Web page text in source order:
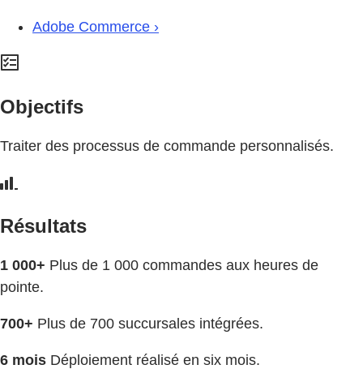
Adobe Commerce ›
Objectifs
Traiter des processus de commande personnalisés.
Résultats
1 000+ Plus de 1 000 commandes aux heures de
pointe.
700+ Plus de 700 succursales intégrées.
6 mois Déploiement réalisé en six mois.